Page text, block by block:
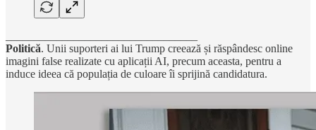
Politică. Unii suporteri ai lui Trump creează și răspândesc online
imagini false realizate cu aplicații AI, precum aceasta, pentru a
induce ideea că populația de culoare îi sprijină candidatura.